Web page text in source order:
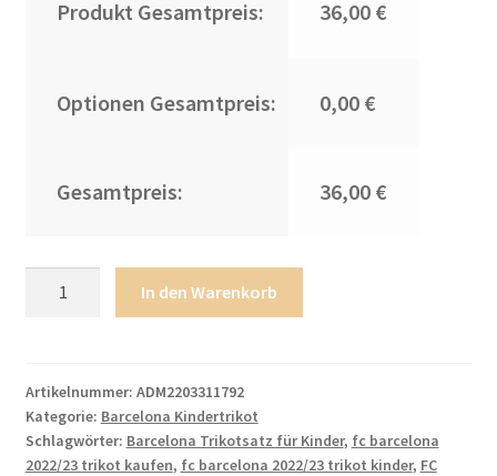
Produkt Gesamtpreis: 36,00 €
Optionen Gesamtpreis: 0,00 €
Gesamtpreis: 36,00 €
2022/23
Navy
Blau
In den Warenkorb
Artikelnummer: ADM2203311792
Kategorie: Barcelona Kindertrikot
Schlagwörter: Barcelona Trikotsatz für Kinder, fc barcelona
2022/23 trikot kaufen, fc barcelona 2022/23 trikot kinder, FC